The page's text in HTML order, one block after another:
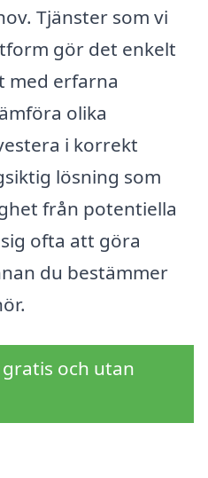
Tjänster som vi
gör det enkelt
med erfarna
olika
i korrekt
lösning som
från potentiella
ofta att göra
du bestämmer
och utan